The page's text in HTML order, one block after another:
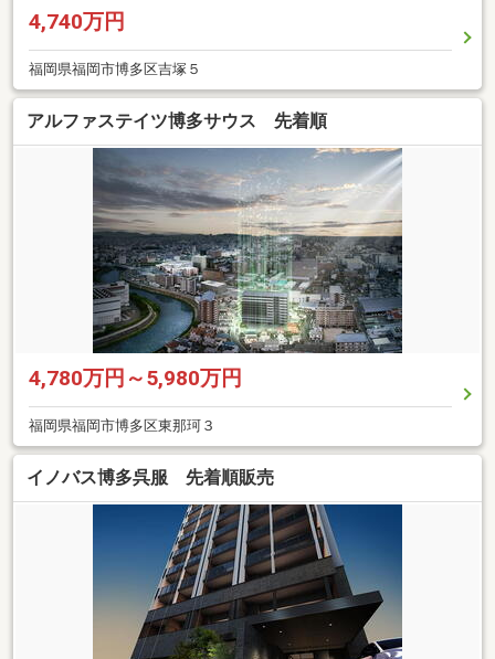
4,740万円
福岡県福岡市博多区吉塚５
アルファステイツ博多サウス 先着順
4,780万円～5,980万円
福岡県福岡市博多区東那珂３
イノバス博多呉服 先着順販売